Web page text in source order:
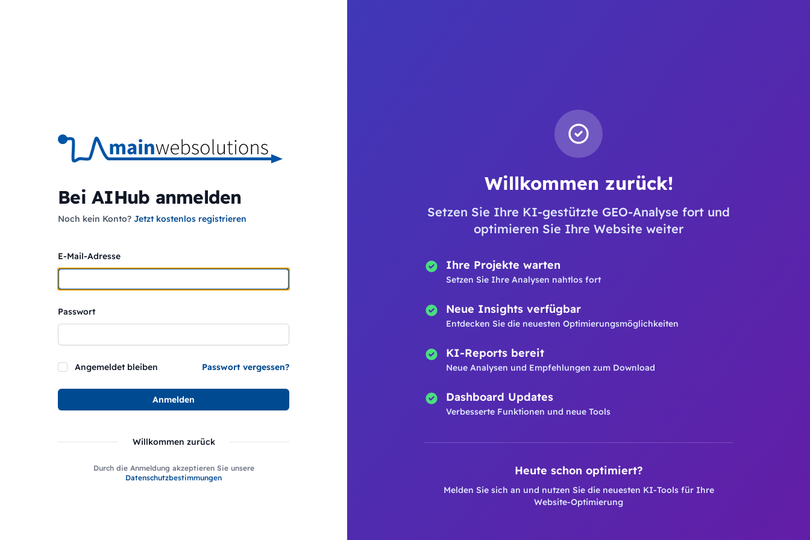
Bei AIHub anmelden
Noch kein Konto? Jetzt kostenlos registrieren
E-Mail-Adresse
Passwort
Angemeldet bleiben Passwort vergessen?
Anmelden
Willkommen zurück
Durch die Anmeldung akzeptieren Sie unsere
Datenschutzbestimmungen
Willkommen zurück!
Setzen Sie Ihre KI-gestützte GEO-Analyse fort und
optimieren Sie Ihre Website weiter
Ihre Projekte warten
Setzen Sie Ihre Analysen nahtlos fort
Neue Insights verfügbar
Entdecken Sie die neuesten Optimierungsmöglichkeiten
KI-Reports bereit
Neue Analysen und Empfehlungen zum Download
Dashboard Updates
Verbesserte Funktionen und neue Tools
Heute schon optimiert?
Melden Sie sich an und nutzen Sie die neuesten KI-Tools für Ihre
Website-Optimierung